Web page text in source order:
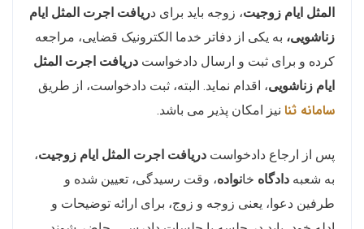
المثل ایام زوجیت، زوجه باید برای دریافت اجرت المثل ایام
زناشویی، به یکی از دفاتر خدما الکترونیک قضایی، مراجعه
کرده و برای ثبت و ارسال دادخواست دریافت اجرت المثل
ایام زناشویی، اقدام نماید. البته، ثبت دادخواست، از طریق
سامانه ثنا نیز امکان پذیر می باشد.
پس از ارجاع دادخواست دریافت اجرت المثل ایام زوجیت،
به شعبه دادگاه خانواده، وقت رسیدگی، تعیین شده و
طرفین دعوا، یعنی زوجه و زوج، برای ارائه توضیحات و